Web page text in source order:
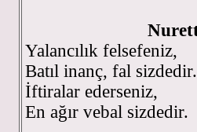
Yalancılık felsefeniz,
Batıl inanç, fal sizdedir.
İftiralar ederseniz,
En ağır vebal sizdedir.